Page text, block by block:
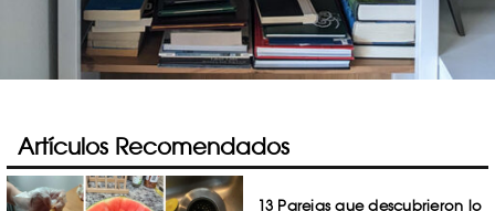
Artículos Recomendados
13 Parejas que descubrieron lo